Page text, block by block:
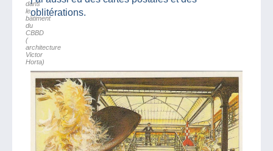
oblitérations.
dans
le
bâtiment
du
CBBD
(
architecture
Victor
Horta)